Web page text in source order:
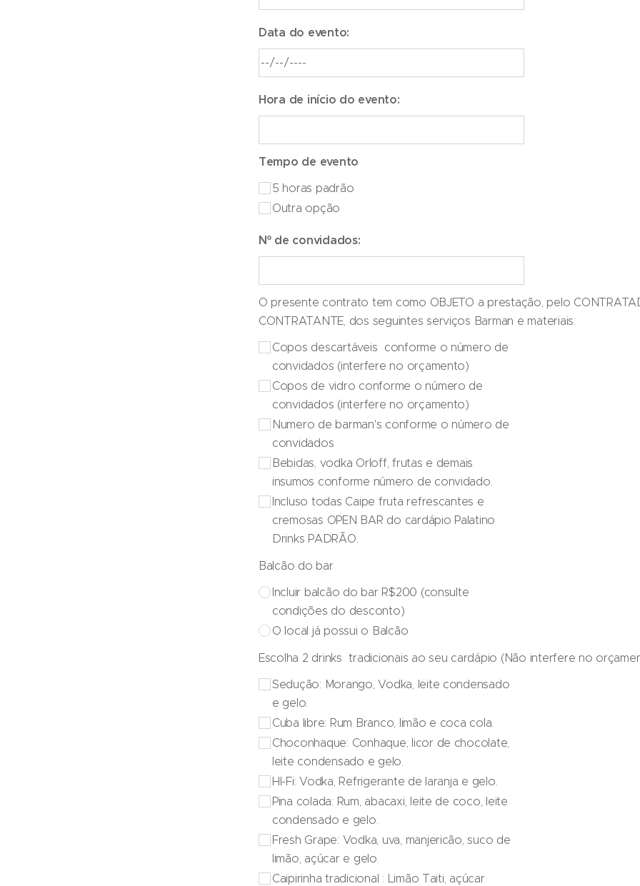
Data do evento:
Hora de início do evento:
Tempo de evento
5 horas padrão
Outra opção
Nº de convidados:
O presente contrato tem como OBJETO a prestação, pelo
CONTRATANTE, dos seguintes serviços Barman e materiais:
Copos descartáveis conforme o número de
convidados (interfere no orçamento)
Copos de vidro conforme o número de
convidados (interfere no orçamento)
Numero de barman's conforme o número de
convidados
Bebidas, vodka Orloff, frutas e demais
insumos conforme número de convidado.
Incluso todas Caipe fruta refrescantes e
cremosas OPEN BAR do cardápio Palatino
Drinks PADRÃO.
Balcão do bar
Incluir balcão do bar R$200 (consulte
condições do desconto)
O local já possui o Balcão
Escolha 2 drinks tradicionais ao seu cardápio (Não interfere no
Sedução: Morango, Vodka, leite condensado
e gelo.
Cuba libre: Rum Branco, limão e coca cola.
Choconhaque: Conhaque, licor de chocolate,
leite condensado e gelo.
HI-Fi: Vodka, Refrigerante de laranja e gelo.
Pina colada: Rum, abacaxi, leite de coco, leite
condensado e gelo.
Fresh Grape: Vodka, uva, manjericão, suco de
limão, açúcar e gelo.
Caipirinha tradicional : Limão Taiti, açúcar